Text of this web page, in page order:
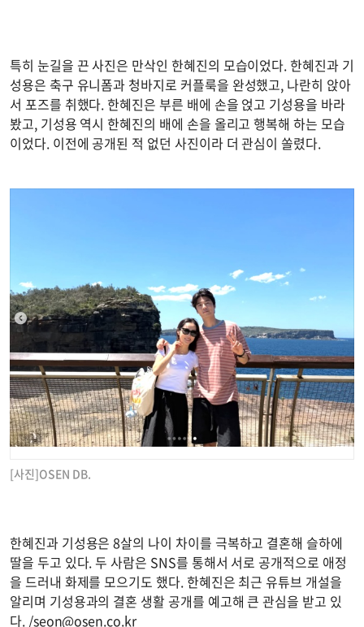
특히 눈길을 끈 사진은 만삭인 한혜진의 모습이었다. 한혜진과 기
성용은 축구 유니폼과 청바지로 커플룩을 완성했고, 나란히 앉아
서 포즈를 취했다. 한혜진은 부른 배에 손을 얹고 기성용을 바라
봤고, 기성용 역시 한혜진의 배에 손을 올리고 행복해 하는 모습
이었다. 이전에 공개된 적 없던 사진이라 더 관심이 쏠렸다.
[사진]OSEN DB.
한혜진과 기성용은 8살의 나이 차이를 극복하고 결혼해 슬하에
딸을 두고 있다. 두 사람은 SNS를 통해서 서로 공개적으로 애정
을 드러내 화제를 모으기도 했다. 한혜진은 최근 유튜브 개설을
알리며 기성용과의 결혼 생활 공개를 예고해 큰 관심을 받고 있
다. /seon@osen.co.kr